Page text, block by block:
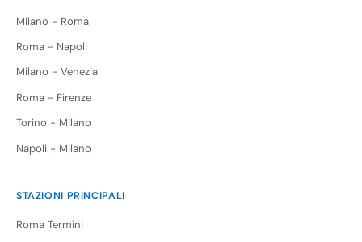
Milano - Roma
Roma - Napoli
Milano - Venezia
Roma - Firenze
Torino - Milano
Napoli - Milano
STAZIONI PRINCIPALI
Roma Termini